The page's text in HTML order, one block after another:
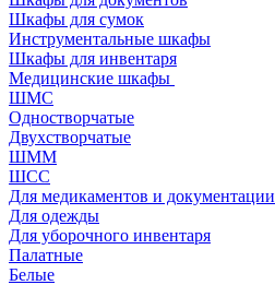
Шкафы для сумок
Инструментальные шкафы
Шкафы для инвентаря
Медицинские шкафы
ШМС
Одностворчатые
Двухстворчатые
ШММ
ШСС
Для медикаментов и документации
Для одежды
Для уборочного инвентаря
Палатные
Белые